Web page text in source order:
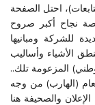
احتل الصفحة
نجاح أكبر صروح
للشركة ومبانيها
الأشياء وأساليب
المزعومة تلك..
(الهارب) من وجه
والصحيفة هنا